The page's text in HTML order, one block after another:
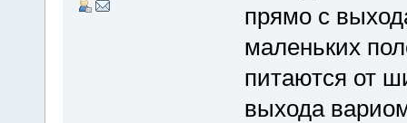
прямо с
маленьких
питаются от
выхода